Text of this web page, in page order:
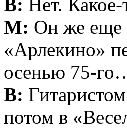
В: Нет.
М: Он же еще
«Арлекино»
осенью 75-
В:
потом в